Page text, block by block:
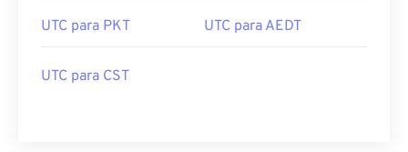
UTC para PKT UTC para AEDT
UTC para CST